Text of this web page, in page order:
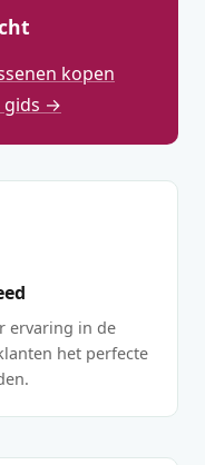
kopen
gids →
ervaring in de
het perfecte